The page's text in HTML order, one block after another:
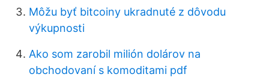
Môžu byť bitcoiny ukradnuté z dôvodu
výkupnosti
Ako som zarobil milión dolárov na
obchodovaní s komoditami pdf